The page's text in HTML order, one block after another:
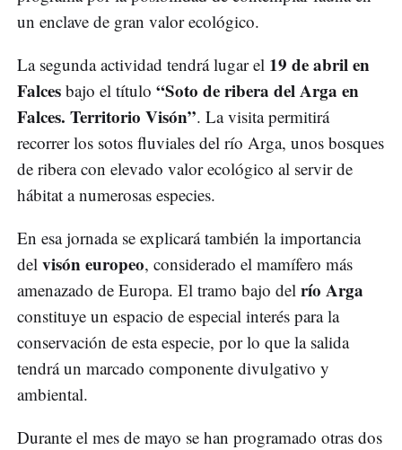
un enclave de gran valor ecológico.
La segunda actividad tendrá lugar el 19 de abril en
Falces bajo el título “Soto de ribera del Arga en
Falces. Territorio Visón”. La visita permitirá
recorrer los sotos fluviales del río Arga, unos bosques
de ribera con elevado valor ecológico al servir de
hábitat a numerosas especies.
En esa jornada se explicará también la importancia
del visón europeo, considerado el mamífero más
amenazado de Europa. El tramo bajo del río Arga
constituye un espacio de especial interés para la
conservación de esta especie, por lo que la salida
tendrá un marcado componente divulgativo y
ambiental.
Durante el mes de mayo se han programado otras dos